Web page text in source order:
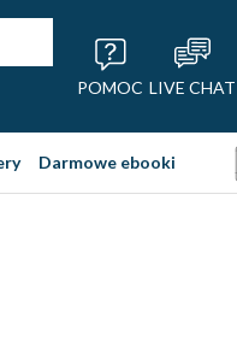
POMOC LIVE CHAT
Darmowe ebooki